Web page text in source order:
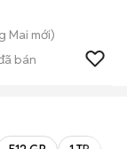
Mai mới)
bán